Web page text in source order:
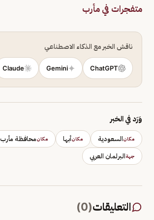
متفجرات في مأرب
ناقش الخبر مع الذكاء الاصطناعي
ChatGPT
Gemini
Claude
وَرَد في الخبر
مكانالسعودية مكانأبها مكانمحافظة مأرب
جهةالبرلمان العربي
التعليقات(
0
)